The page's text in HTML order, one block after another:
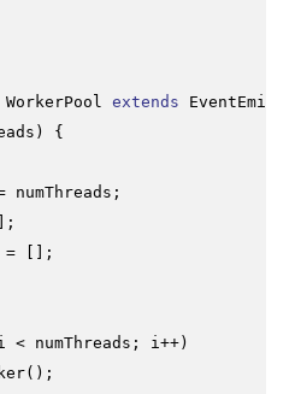
WorkerPool extends
) {
numThreads;
= [];
numThreads; i++)
();